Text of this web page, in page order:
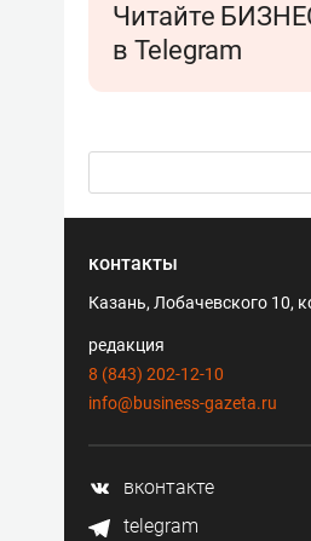
Читайте
в Telegram
контакты
Казань, Лобачевского 10,
редакция
8 (843) 202-12-10
info@business-gazeta.ru
вконтакте
telegram